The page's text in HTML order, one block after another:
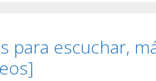
para escuchar,